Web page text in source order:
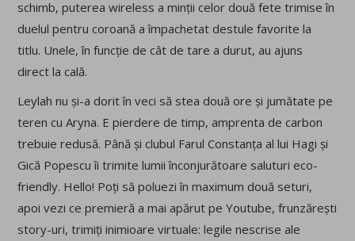
schimb, puterea wireless a minții celor două fete trimise în
duelul pentru coroană a împachetat destule favorite la
titlu. Unele, în funcție de cât de tare a durut, au ajuns
direct la cală.
Leylah nu și-a dorit în veci să stea două ore și jumătate pe
teren cu Aryna. E pierdere de timp, amprenta de carbon
trebuie redusă. Până și clubul Farul Constanța al lui Hagi și
Gică Popescu îi trimite lumii înconjurătoare saluturi eco-
friendly. Hello! Poți să poluezi în maximum două seturi,
apoi vezi ce premieră a mai apărut pe Youtube, frunzărești
story-uri, trimiți inimioare virtuale: legile nescrise ale